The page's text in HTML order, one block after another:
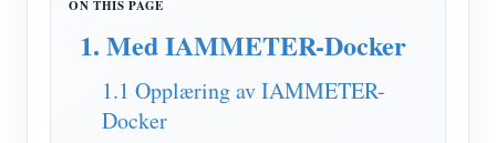
Virtuell måler
1. Med IAMMETER-Docker
1.1 Opplæring av IAMMETER-
Docker